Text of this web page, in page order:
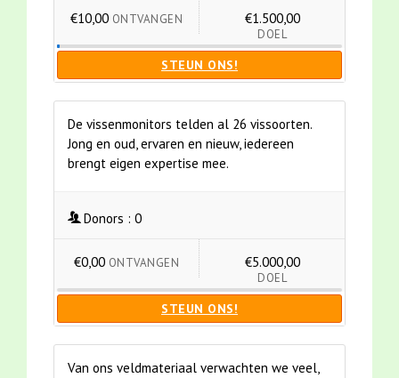
€10,00 ONTVANGEN €1.500,00
DOEL
STEUN ONS!
De vissenmonitors telden al 26 vissoorten.
Jong en oud, ervaren en nieuw, iedereen
brengt eigen expertise mee.
Donors : 0
€0,00 ONTVANGEN €5.000,00
DOEL
STEUN ONS!
Van ons veldmateriaal verwachten we veel,